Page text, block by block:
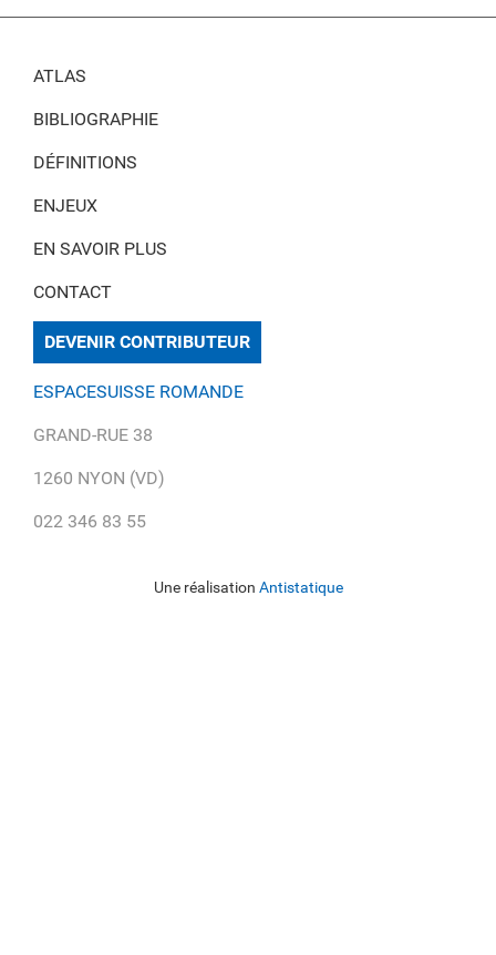
ATLAS
BIBLIOGRAPHIE
DÉFINITIONS
ENJEUX
EN SAVOIR PLUS
CONTACT
DEVENIR CONTRIBUTEUR
ESPACESUISSE ROMANDE
GRAND-RUE 38
1260 NYON (VD)
022 346 83 55
Une réalisation Antistatique